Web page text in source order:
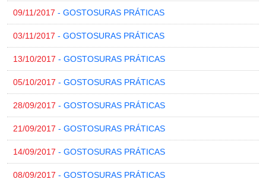
09/11/2017 - GOSTOSURAS PRÁTICAS
03/11/2017 - GOSTOSURAS PRÁTICAS
13/10/2017 - GOSTOSURAS PRÁTICAS
05/10/2017 - GOSTOSURAS PRÁTICAS
28/09/2017 - GOSTOSURAS PRÁTICAS
21/09/2017 - GOSTOSURAS PRÁTICAS
14/09/2017 - GOSTOSURAS PRÁTICAS
08/09/2017 - GOSTOSURAS PRÁTICAS